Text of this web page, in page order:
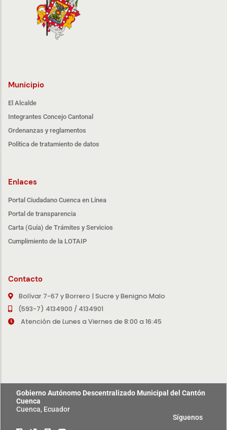
Municipio
El Alcalde
Integrantes Concejo Cantonal
Ordenanzas y reglamentos
Política de tratamiento de datos
Enlaces
Portal Ciudadano Cuenca en Línea
Portal de transparencia
Carta (Guía) de Trámites y Servicios
Cumplimiento de la LOTAIP
Contacto
Bolívar 7-67 y Borrero | Sucre y Benigno Malo
(593-7) 4134900 / 4134901
Atención de Lunes a Viernes de 8:00 a 16:45
Gobierno Autónomo Descentralizado Municipal del Cantón
Cuenca
Cuenca, Ecuador
Síguenos